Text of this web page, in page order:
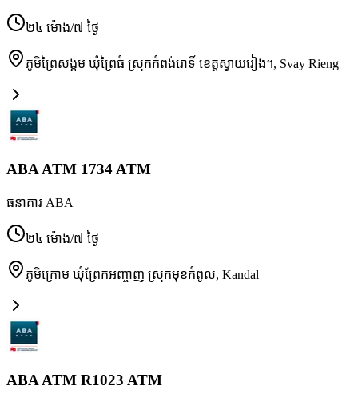
២៤ ម៉ោង/៧ ថ្ងៃ
ភូមិព្រៃសង្គម ឃុំព្រៃធំ ស្រុកកំពង់រោទិ៍ ខេត្តស្វាយរៀង។, Svay Rieng
ABA ATM 1734 ATM
ធនាគារ ABA
២៤ ម៉ោង/៧ ថ្ងៃ
ភូមិក្រោម ឃុំព្រែកអញ្ចាញ ស្រុកមុខកំពូល, Kandal
ABA ATM R1023 ATM